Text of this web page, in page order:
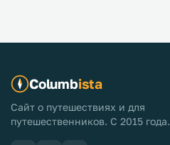
Columbista
Сайт о путешествиях и для
путешественников. С 2015 года.